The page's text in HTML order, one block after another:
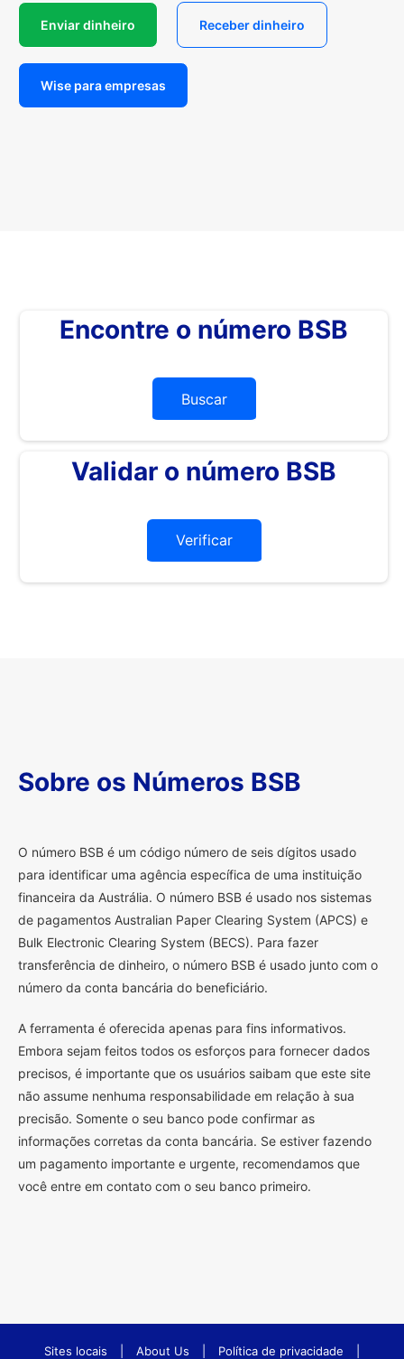
Enviar dinheiro Receber dinheiro
Wise para empresas
Encontre o número BSB
Buscar
Validar o número BSB
Verificar
Sobre os Números BSB
O número BSB é um código número de seis dígitos usado
para identificar uma agência específica de uma instituição
financeira da Austrália. O número BSB é usado nos sistemas
de pagamentos Australian Paper Clearing System (APCS) e
Bulk Electronic Clearing System (BECS). Para fazer
transferência de dinheiro, o número BSB é usado junto com o
número da conta bancária do beneficiário.
A ferramenta é oferecida apenas para fins informativos.
Embora sejam feitos todos os esforços para fornecer dados
precisos, é importante que os usuários saibam que este site
não assume nenhuma responsabilidade em relação à sua
precisão. Somente o seu banco pode confirmar as
informações corretas da conta bancária. Se estiver fazendo
um pagamento importante e urgente, recomendamos que
você entre em contato com o seu banco primeiro.
Sites locais About Us Política de privacidade